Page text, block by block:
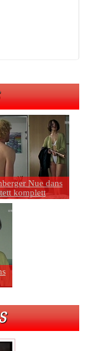
Nue dans
komplett